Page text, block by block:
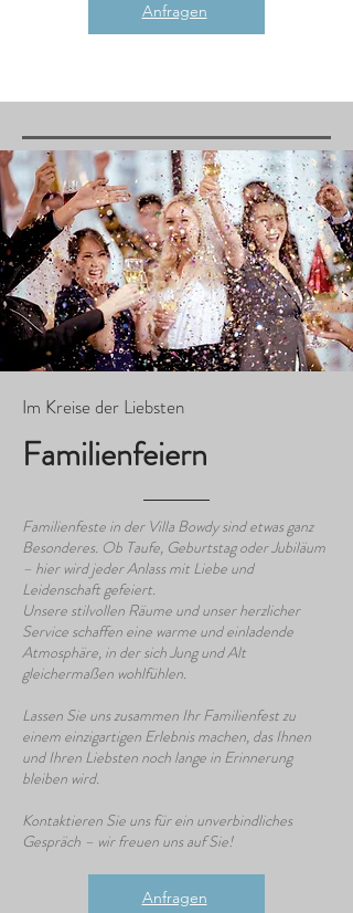
Anfragen
Im Kreise der Liebsten
Familienfeiern
Familienfeste in der Villa Bowdy sind etwas ganz
Besonderes. Ob Taufe, Geburtstag oder Jubiläum
– hier wird jeder Anlass mit Liebe und
Leidenschaft gefeiert.
Unsere stilvollen Räume und unser herzlicher
Service schaffen eine warme und einladende
Atmosphäre, in der sich Jung und Alt
gleichermaßen wohlfühlen.
Lassen Sie uns zusammen Ihr Familienfest zu
einem einzigartigen Erlebnis machen, das Ihnen
und Ihren Liebsten noch lange in Erinnerung
bleiben wird.
Kontaktieren Sie uns für ein unverbindliches
Gespräch – wir freuen uns auf Sie!
Anfragen